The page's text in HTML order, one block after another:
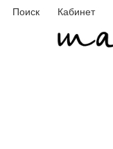
Поиск Кабинет